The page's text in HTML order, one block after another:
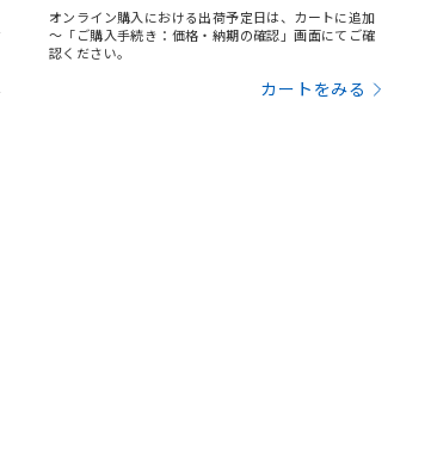
オンライン購入における出荷予定日は、カートに追加
～「ご購入手続き：価格・納期の確認」画面にてご確
認ください。
カートをみる